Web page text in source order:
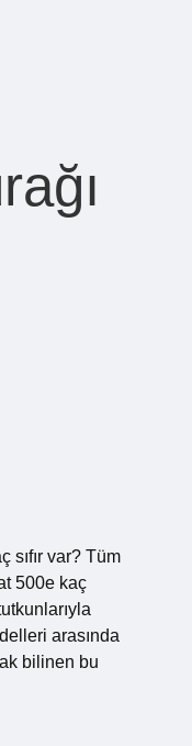
sıfır var? Tüm
500e kaç
arasında
bilinen bu